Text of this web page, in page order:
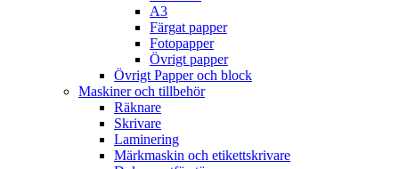
A3
Färgat papper
Fotopapper
Övrigt papper
Övrigt Papper och block
Maskiner och tillbehör
Räknare
Skrivare
Laminering
Märkmaskin och etikettskrivare